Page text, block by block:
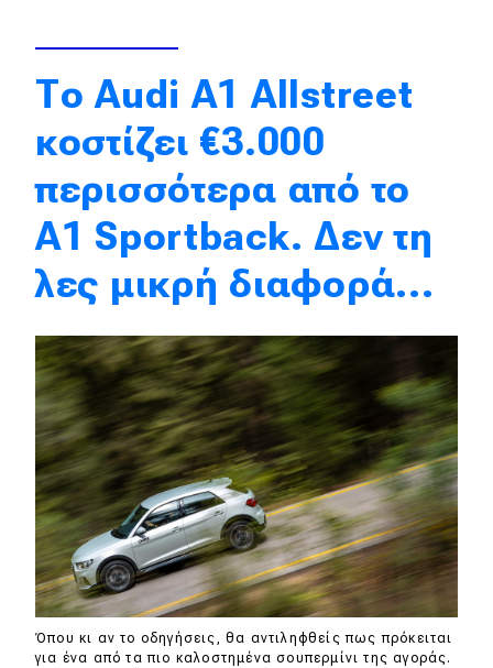
Νέα
Παρουσιάσεις
DRIVE Away
MOTO
Μεταχειρισμένο
Οδηγός αγοράς
Συμβουλές
Χρηστικά
Συμβουλές
ΚΤΕΟ
Οδική βοήθεια
Το Audi A1 Allstreet
κοστίζει €3.000
περισσότερα από το
A1 Sportback. Δεν τη
λες μικρή διαφορά...
Όπου κι αν το οδηγήσεις, θα αντιληφθείς πως πρόκειται
για ένα από τα πιο καλοστημένα σουπερμίνι της αγοράς.